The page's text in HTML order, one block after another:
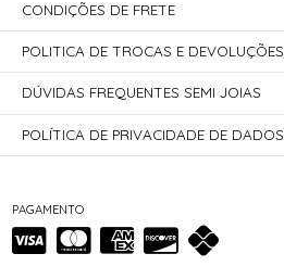
PAGAMENTO
CONDIÇÕES DE FRETE
POLITICA DE TROCAS E DEVOLUÇÕES
DÚVIDAS FREQUENTES SEMI JOIAS
POLÍTICA DE PRIVACIDADE DE DADOS